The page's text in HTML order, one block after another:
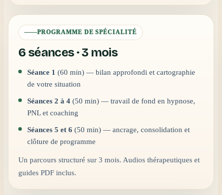
PROGRAMME DE SPÉCIALITÉ
6 séances · 3 mois
Séance 1 (60 min) — bilan approfondi et cartographie
de votre situation
Séances 2 à 4 (50 min) — travail de fond en hypnose,
PNL et coaching
Séances 5 et 6 (50 min) — ancrage, consolidation et
clôture de programme
Un parcours structuré sur 3 mois. Audios thérapeutiques et
guides PDF inclus.